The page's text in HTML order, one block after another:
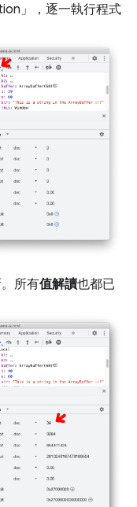
」
，逐一執行程式
所有值解讀也都已